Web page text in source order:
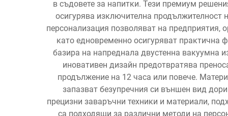
в съдовете за напитки. Тези премиум
осигурява изключителна
персонализация позволяват на предприятия,
като едновременно осигуряват практична
базира на напреднала двустенна вакуумна
иновативен дизайн предотвратява
продължение на 12 часа или повече.
запазват безупречния си външен вид
прецизни заваръчни техники и материали,
са подходящи за различни методи на